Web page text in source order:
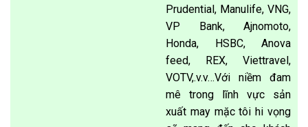
Prudential, Manulife, VNG,
VP Bank, Ajnomoto,
Honda, HSBC, Anova
feed, REX, Viettravel,
VOTV,.v.v…Với niềm đam
mê trong lĩnh vực sản
xuất may mặc tôi hi vọng